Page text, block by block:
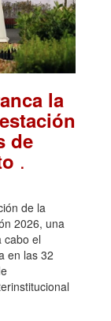
la
de
.
de la
2026, una
cabo el
en las 32